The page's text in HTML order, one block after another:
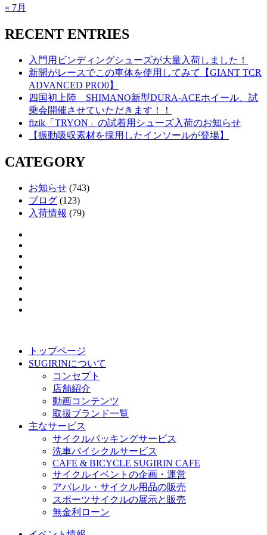
« 7月
RECENT ENTRIES
入門用ビンディングシューズが大量入荷しました！
新開がレースでこの車体を使用してみて【GIANT TCR
ADVANCED PRO0】
四国初上陸 SHIMANO新型DURA-ACEホイール、試
乗会開催させていただきます！！
fizik「TRYON」の試着用シューズ入荷のお知らせ
【振動吸収素材を採用したインソールが登場】
CATEGORY
お知らせ (743)
ブログ (123)
入荷情報 (79)
トップページ
SUGIRINについて
コンセプト
店舗紹介
動画コンテンツ
取扱ブランド一覧
主なサービス
サイクルパッキングサービス
洗車バイシクルサービス
CAFE & BICYCLE SUGIRIN CAFE
サイクルイベントの企画・運営
アパレル・サイクル用品の販売
スポーツサイクルの展示と販売
無金利ローン